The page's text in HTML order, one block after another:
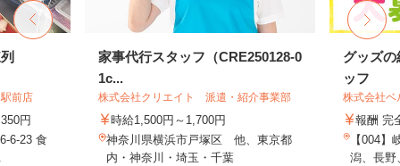
前店
円
6-23 食
家事代行スタッフ（CRE250128-0
1c...
株式会社クリエイト 派遣・紹介事業部
時給1,500円～1,700円
神奈川県横浜市戸塚区 他、東京都
内・神奈川・埼玉・千葉
グッズ
ッフ
株式会社ベ
報酬 完
【004】
潟、長野